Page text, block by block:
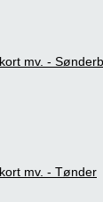
mv. -
mv. - Tønder